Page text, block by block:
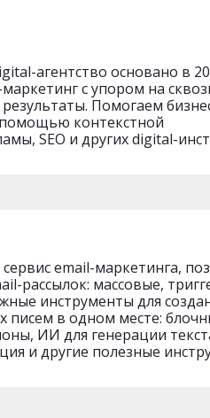
агентство основано в
с упором на
Помогаем
контекстной
SEO и других digital-
email-маркетинга,
рассылок: массовые,
инструменты для
писем в одном месте:
ИИ для генерации
и другие полезные